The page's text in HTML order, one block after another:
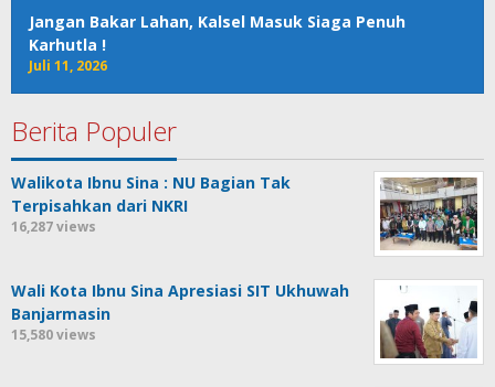
Jangan Bakar Lahan, Kalsel Masuk Siaga Penuh
Karhutla !
Juli 11, 2026
Berita Populer
Walikota Ibnu Sina : NU Bagian Tak
Terpisahkan dari NKRI
16,287 views
Wali Kota Ibnu Sina Apresiasi SIT Ukhuwah
Banjarmasin
15,580 views